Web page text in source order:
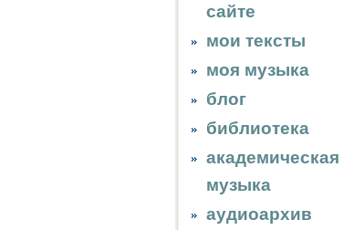
сайте
мои тексты
моя музыка
блог
библиотека
академическая
музыка
аудиоархив